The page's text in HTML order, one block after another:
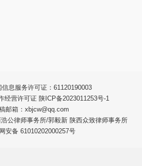
息服务许可证：61120190003
经营许可证 陕ICP备2023011253号-1
邮箱：xbjcw@qq.com
公律师事务所/郭毅新 陕西众致律师事务所
安备 61010202000257号